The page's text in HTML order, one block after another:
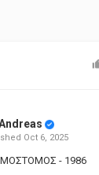
Oct 6, 2025
- 1986